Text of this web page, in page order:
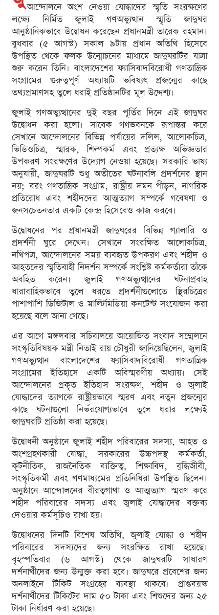
আন্দোলনে অংশ নেওয়া যোদ্ধাদের স্মৃতি সংরক্ষণের
লক্ষ্যে নির্মিত জুলাই গণঅভ্যুত্থান স্মৃতি জাদুঘর
আনুষ্ঠানিকভাবে উদ্বোধন করেছেন প্রধানমন্ত্রী তারেক রহমান।
বুধবার (৫ আগস্ট) সকাল ৯টায় প্রধান অতিথি হিসেবে
উপস্থিত থেকে ফলক উন্মোচনের মাধ্যমে জাদুঘরটির যাত্রা
শুরু করেন তিনি। বাংলাদেশের ফ্যাসিবাদবিরোধী গণতান্ত্রিক
সংগ্রামের গুরুত্বপূর্ণ অধ্যায়টি ভবিষ্যৎ প্রজন্মের কাছে
তথ্যপ্রমাণসহ তুলে ধরাই প্রতিষ্ঠানটির মূল উদ্দেশ্য।
জুলাই গণঅভ্যুত্থানের দুই বছর পূর্তির দিনে এই জাদুঘর
উদ্বোধন করা হলো। সাবেক গণভবনকে রূপান্তর করে
সেখানে আন্দোলনের বিভিন্ন পর্যায়ের দলিল, আলোকচিত্র,
ভিডিওচিত্র, স্মারক, শিল্পকর্ম এবং প্রত্যক্ষ অভিজ্ঞতার
উপকরণ সংরক্ষণের উদ্যোগ নেওয়া হয়েছে। সরকারি ভাষ্য
অনুযায়ী, জাদুঘরটি শুধু অতীতের ঘটনাবলি প্রদর্শনের স্থান
নয়; বরং গণতান্ত্রিক সংগ্রাম, রাষ্ট্রীয় দমন-পীড়ন, নাগরিক
প্রতিরোধ এবং শহীদদের আত্মত্যাগ সম্পর্কে গবেষণা ও
জনসচেতনতার একটি কেন্দ্র হিসেবেও কাজ করবে।
উদ্বোধনের পর প্রধানমন্ত্রী জাদুঘরের বিভিন্ন গ্যালারি ও
প্রদর্শনী ঘুরে দেখেন। সেখানে সংরক্ষিত আলোকচিত্র,
নথিপত্র, আন্দোলনের সময় ব্যবহৃত উপকরণ এবং শহীদ ও
আহতদের স্মৃতিবাহী নিদর্শন সম্পর্কে সংশ্লিষ্ট কর্মকর্তারা তাঁকে
অবহিত করেন। জুলাই গণঅভ্যুত্থানের ঘটনাপ্রবাহ
ধারাবাহিকভাবে তুলে ধরতে প্রদর্শনীগুলোতে স্থিরচিত্রের
পাশাপাশি ডিজিটাল ও মাল্টিমিডিয়া কনটেন্ট সংযোজন করা
হয়েছে বলে জানা গেছে।
এর আগে মঙ্গলবার সচিবালয়ে আয়োজিত সংবাদ সম্মেলনে
সংস্কৃতিবিষয়ক মন্ত্রী নিতাই রায় চৌধুরী জানিয়েছিলেন, জুলাই
গণঅভ্যুত্থান বাংলাদেশের ফ্যাসিবাদবিরোধী গণতান্ত্রিক
সংগ্রামের ইতিহাসে একটি অবিস্মরণীয় অধ্যায়। সেই
আন্দোলনের প্রকৃত ইতিহাস সংরক্ষণ, শহীদ ও জুলাই
যোদ্ধাদের ত্যাগকে রাষ্ট্রীয়ভাবে স্মরণ এবং নতুন প্রজন্মের
কাছে ঘটনাগুলো নির্ভরযোগ্যভাবে তুলে ধরার লক্ষ্যেই
জাদুঘরটি প্রতিষ্ঠা করা হয়েছে।
উদ্বোধনী অনুষ্ঠানে জুলাই শহীদ পরিবারের সদস্য, আহত ও
অংশগ্রহণকারী যোদ্ধা, সরকারের উচ্চপদস্থ কর্মকর্তা,
কূটনীতিক, রাজনৈতিক ব্যক্তিত্ব, শিক্ষাবিদ, বুদ্ধিজীবী,
সংস্কৃতিকর্মী এবং গণমাধ্যমের প্রতিনিধিরা উপস্থিত ছিলেন।
অনুষ্ঠানে আন্দোলনের বীরত্বগাথা ও আত্মত্যাগ স্মরণ করে
শহীদ পরিবারের সদস্য এবং জুলাই যোদ্ধাদের বক্তব্য
দেওয়ার কর্মসূচিও রাখা হয়।
উদ্বোধনের দিনটি বিশেষ অতিথি, জুলাই যোদ্ধা ও শহীদ
পরিবারের সদস্যদের জন্য সংরক্ষিত রাখা হয়েছে।
বৃহস্পতিবার (৬ আগস্ট) থেকে জাদুঘরটি সাধারণ
দর্শনার্থীদের জন্য উন্মুক্ত করা হবে। জাদুঘরে প্রবেশের জন্য
অনলাইনে টিকিট সংগ্রহের ব্যবস্থা থাকবে। প্রাপ্তবয়স্ক
দর্শনার্থীদের টিকিটের দাম ৫০ টাকা এবং শিশুদের জন্য ২৫
টাকা নির্ধারণ করা হয়েছে।